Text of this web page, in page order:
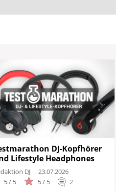
DJ-Kopfhörer
Lifestyle Headphones
DJ
23.07.2026
5 / 5
5 / 5 2